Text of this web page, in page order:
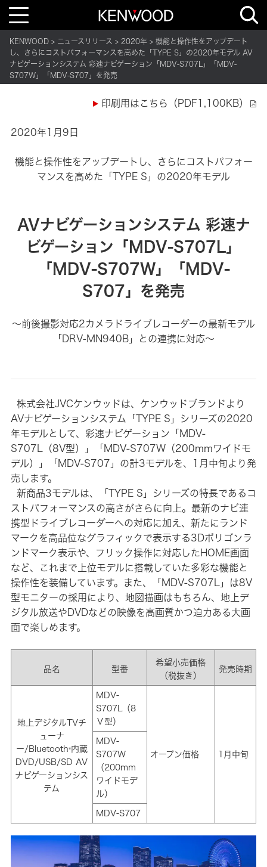
T
l
e
n
a
v
i
o
n
KENWOOD ニュースリリース 2020年
機能と操作性をアップデート
し、さらにコストパフォーマンスを高めた「TYPE S」の2020年モデル AV
ナビゲーションシステム 彩速ナビゲーション「MDV-S707L」「MDV-
S707W」「MDV-S707」を発売
印刷用はこちら（PDF1,100KB）
2020年1月9日
機能と操作性をアップデートし、さらにコストパフォー
マンスを高めた「TYPE S」の2020年モデル
AVナビゲーションシステム 彩速ナ
ビゲーション「MDV-S707L」
「MDV-S707W」「MDV-
S707」を発売
～前後撮影対応2カメラドライブレコーダーの最新モデル
「DRV-MN940B」との連携に対応～
株式会社JVCケンウッドは、ケンウッドブランドより
AVナビゲーションシステム「TYPE S」シリーズの2020
年モデルとして、彩速ナビゲーション「MDV-
S707L（8V型）」「MDV-S707W（200mmワイドモ
デル）」「MDV-S707」の計3モデルを、1月中旬より発
売します。
新商品3モデルは、「TYPE S」シリーズの特長であるコ
ストパフォーマンスの高さがさらに向上。最新のナビ連
携型ドライブレコーダーへの対応に加え、新たにランド
マークを高品位なグラフィックで表示する3Dポリゴンラ
ンドマーク表示や、フリック操作に対応したHOME画面
など、これまで上位モデルに搭載していた多彩な機能と
操作性を装備しています。また、「MDV-S707L」は8V
型モニターの採用により、地図描画はもちろん、地上デ
ジタル放送やDVDなどの映像を高画質かつ迫力ある大画
面で楽しめます。
品名 型番
希望小売価格
（税抜き）
発売時期
地上デジタルTVチ
ューナ
ー/Bluetooth®内蔵
DVD/USB/SD AV
ナビゲーションシス
テム
MDV-
S707L（8
Ｖ型）
オープン価格 1月中旬
MDV-
S707W
（200mm
ワイドモデ
ル）
MDV-S707